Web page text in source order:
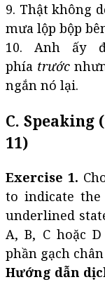
9. Thật không
mưa lộp bộp
10. Anh ấy
phía trước
ngắn nó lại.
C. Speaking
11)
Exercise 1.
to indicate
underlined
A, B, C hoặc
phần gạch
Hướng dẫn